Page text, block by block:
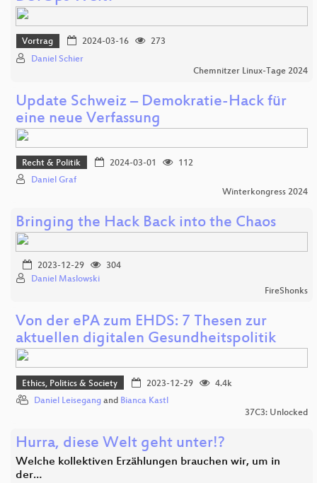
Vortrag 2024-03-16
273
Daniel Schier
Chemnitzer Linux-Tage 2024
Update Schweiz – Demokratie-Hack für
eine neue Verfassung
Recht & Politik 2024-03-01
112
Daniel Graf
Winterkongress 2024
Bringing the Hack Back into the Chaos
2023-12-29
304
Daniel Maslowski
FireShonks
Von der ePA zum EHDS: 7 Thesen zur
aktuellen digitalen Gesundheitspolitik
Ethics, Politics & Society 2023-12-29
4.4k
Daniel Leisegang and Bianca Kastl
37C3: Unlocked
Hurra, diese Welt geht unter!?
Welche kollektiven Erzählungen brauchen wir, um in
der…